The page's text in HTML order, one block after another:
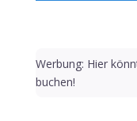
Werbung: Hier
buchen!